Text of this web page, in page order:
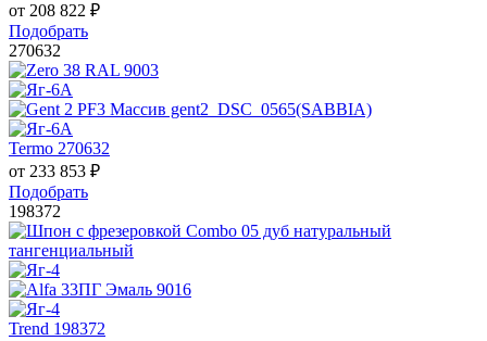
от 208 822 ₽
Подобрать
270632
Termo 270632
от 233 853 ₽
Подобрать
198372
Trend 198372